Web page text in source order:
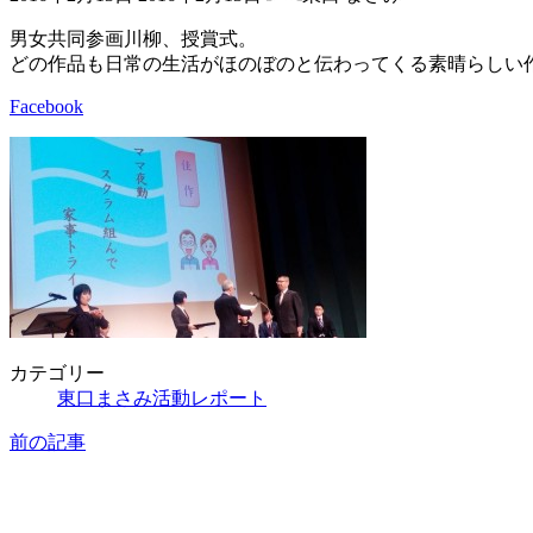
更
新
日
男女共同参画川柳、授賞式。
どの作品も日常の生活がほのぼのと伝わってくる素晴らしい
Facebook
カテゴリー
東口まさみ活動レポート
前の記事